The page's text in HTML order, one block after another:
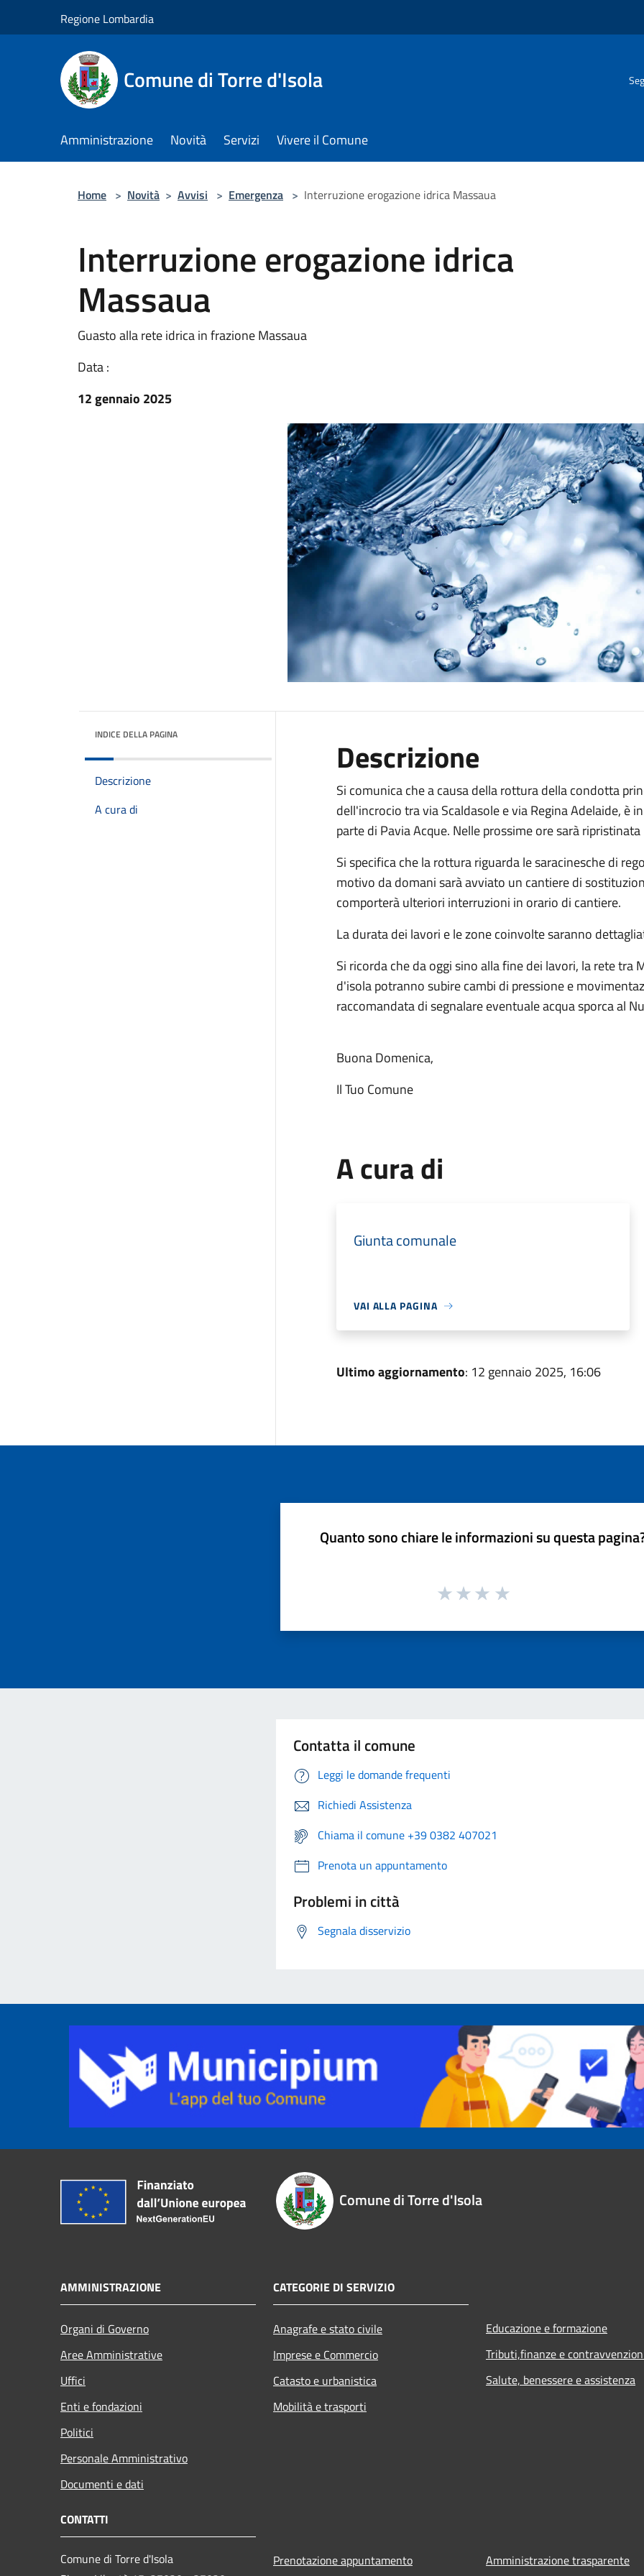
Regione Lombardia
Comune di Torre d'Isola
Amministrazione Novità Servizi Vivere il Comune
Home > Novità > Avvisi > Emergenza > Interruzione erogazione idrica Massaua
Interruzione erogazione idrica
Massaua
Guasto alla rete idrica in frazione Massaua
Data :
12 gennaio 2025
INDICE DELLA PAGINA
Descrizione
A cura di
Descrizione
Si comunica che a causa della rottura della condotta
dell'incrocio tra via Scaldasole e via Regina Adelaide,
parte di Pavia Acque. Nelle prossime ore sarà
Si specifica che la rottura riguarda le saracinesche di
motivo da domani sarà avviato un cantiere di
comporterà ulteriori interruzioni in orario di cantiere.
La durata dei lavori e le zone coinvolte saranno
Si ricorda che da oggi sino alla fine dei lavori, la rete tra
d'isola potranno subire cambi di pressione e
raccomandata di segnalare eventuale acqua sporca al
Buona Domenica,
Il Tuo Comune
A cura di
Giunta comunale
VAI ALLA PAGINA
Ultimo aggiornamento: 12 gennaio 2025, 16:06
Quanto sono chiare le informazioni su questa
Contatta il comune
Leggi le domande frequenti
Richiedi Assistenza
Chiama il comune +39 0382 407021
Prenota un appuntamento
Problemi in città
Segnala disservizio
Comune di Torre d'Isola
AMMINISTRAZIONE
Organi di Governo
Aree Amministrative
Uffici
Enti e fondazioni
Politici
Personale Amministrativo
Documenti e dati
CATEGORIE DI SERVIZIO
Anagrafe e stato civile
Imprese e Commercio
Catasto e urbanistica
Mobilità e trasporti
Educazione e formazione
Tributi,finanze e
Salute, benessere e assistenza
CONTATTI
Comune di Torre d'Isola
Prenotazione appuntamento Amministrazione trasparente